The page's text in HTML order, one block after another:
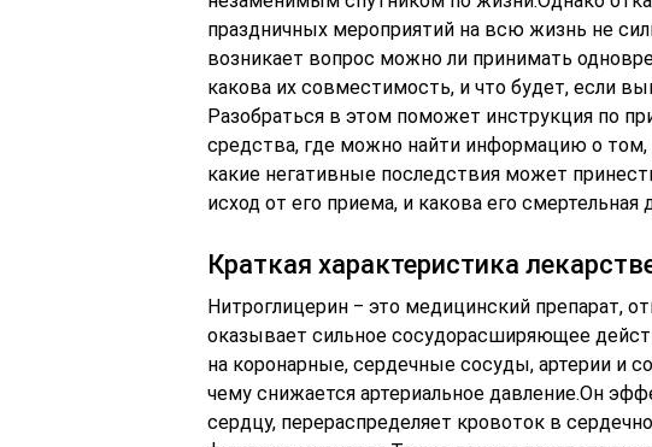
праздничных мероприятий на всю жизнь не
возникает вопрос можно ли принимать
какова их совместимость, и что будет, если
Разобраться в этом поможет инструкция по
средства, где можно найти информацию о том,
какие негативные последствия может
исход от его приема, и какова его смертельная
Краткая характеристика
Нитроглицерин ‒ это медицинский препарат,
оказывает сильное сосудорасширяющее
на коронарные, сердечные сосуды, артерии и
чему снижается артериальное давление.Он
сердцу, перераспределяет кровоток в